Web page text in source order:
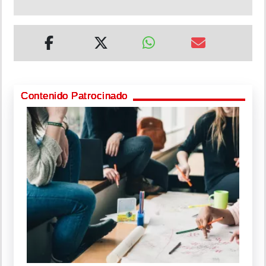
Contenido Patrocinado